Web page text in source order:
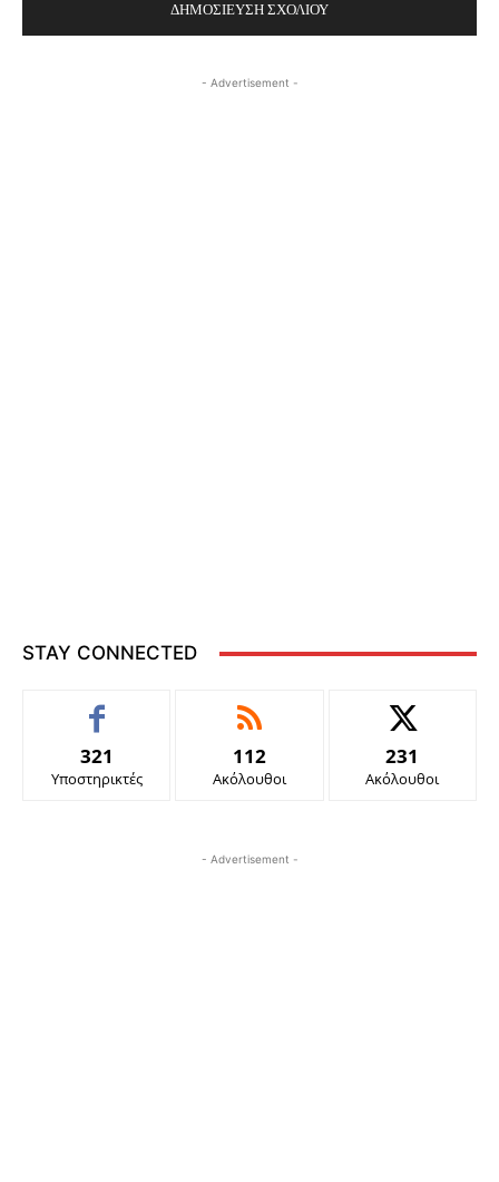
- Advertisement -
STAY CONNECTED
321
Υποστηρικτές
112
Ακόλουθοι
231
Ακόλουθοι
- Advertisement -